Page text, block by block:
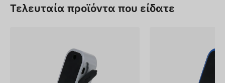
Τελευταία προϊόντα που είδατε